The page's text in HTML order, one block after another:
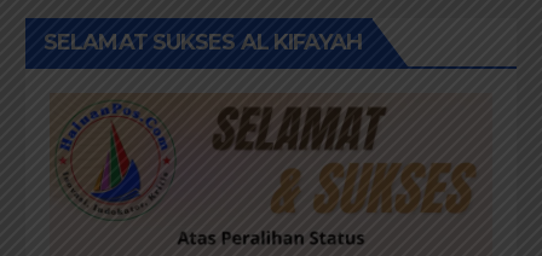
SELAMAT SUKSES AL KIFAYAH